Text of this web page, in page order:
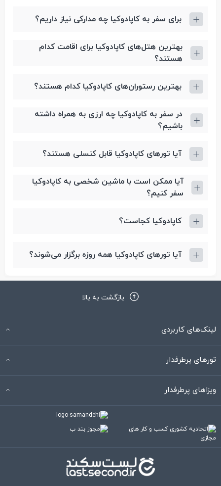
برای سفر به کاپادوکیا چه مدارکی نیاز داریم؟
بهترین هتل‌های کاپادوکیا برای اقامت کدام
هستند؟
بهترین رستوران‌های کاپادوکیا کدام هستند؟
در سفر به کاپادوکیا چه ارزی به همراه داشته
باشیم؟
آیا تورهای کاپادوکیا قابل کنسلی هستند؟
آیا ممکن است با ماشین شخصی به کاپادوکیا
سفر کنیم؟
کاپادوکیا کجاست؟
آیا تورهای کاپادوکیا همه روزه برگزار می‌شوند؟
بازگشت به بالا
لینک‌های کاربردی
تورهای پرطرفدار
ویزاهای پرطرفدار